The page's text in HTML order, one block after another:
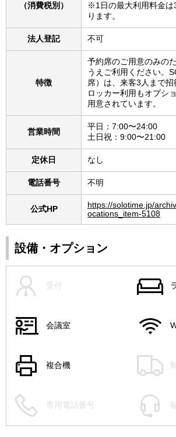
（消費税別）
※1日の最大利用料金は
ります。
法人登記 不可
特徴
予約席のご用意のみの
うえご利用ください。
席）は、来客3人まで招
ロッカー利用もオプシ
用意されています。
営業時間
平日：7:00〜24:00
土日祝：9:00〜21:00
定休日 なし
電話番号 不明
公式HP
https://solotime.jp/
ocations_item-5108
設備・オプション
受付
会議室
複合機
専用電話番号